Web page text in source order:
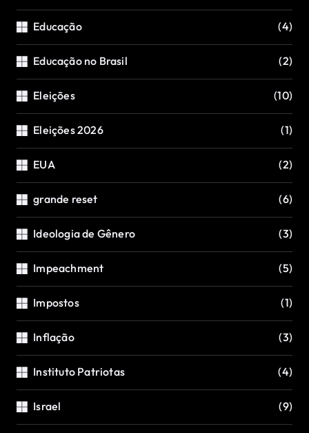
Educação (4)
Educação no Brasil (2)
Eleições (10)
Eleições 2026 (1)
EUA (2)
grande reset (6)
Ideologia de Gênero (3)
Impeachment (5)
Impostos (1)
Inflação (3)
Instituto Patriotas (4)
Israel (9)